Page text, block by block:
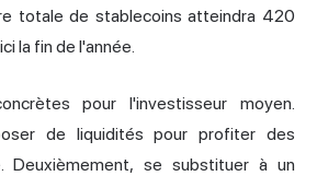
totale de stablecoins atteindra 420
la fin de l'année.
pour l'investisseur moyen.
de liquidités pour profiter des
Deuxièmement, se substituer à un